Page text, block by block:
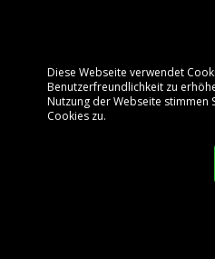
Diese Webseite verwendet
Benutzerfreundlichkeit zu
Nutzung der Webseite stimmen
Cookies zu.